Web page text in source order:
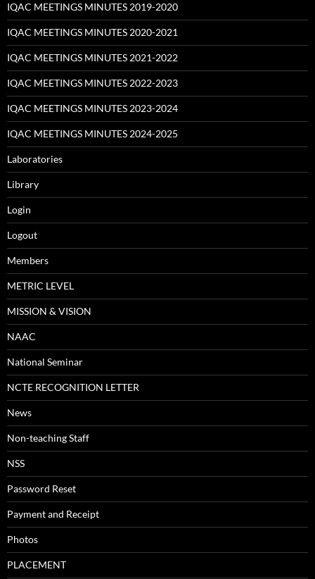
IQAC MEETINGS MINUTES 2019-2020
IQAC MEETINGS MINUTES 2020-2021
IQAC MEETINGS MINUTES 2021-2022
IQAC MEETINGS MINUTES 2022-2023
IQAC MEETINGS MINUTES 2023-2024
IQAC MEETINGS MINUTES 2024-2025
Laboratories
Library
Login
Logout
Members
METRIC LEVEL
MISSION & VISION
NAAC
National Seminar
NCTE RECOGNITION LETTER
News
Non-teaching Staff
NSS
Password Reset
Payment and Receipt
Photos
PLACEMENT